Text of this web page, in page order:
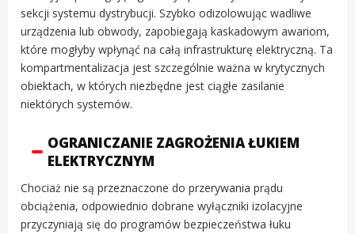
sekcji systemu dystrybucji. Szybko odizolowując wadliwe
urządzenia lub obwody, zapobiegają kaskadowym awariom,
które mogłyby wpłynąć na całą infrastrukturę elektryczną. Ta
kompartmentalizacja jest szczególnie ważna w krytycznych
obiektach, w których niezbędne jest ciągłe zasilanie
niektórych systemów.
OGRANICZANIE ZAGROŻENIA ŁUKIEM
ELEKTRYCZNYM
Chociaż nie są przeznaczone do przerywania prądu
obciążenia, odpowiednio dobrane wyłączniki izolacyjne
przyczyniają się do programów bezpieczeństwa łuku